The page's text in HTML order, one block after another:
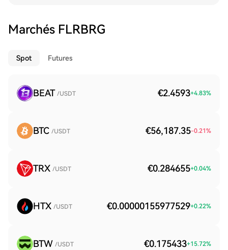
Marchés FLRBRG
Spot Futures
BEAT /USDT €2.4593+4.83%
BTC /USDT €56,187.35-0.21%
TRX /USDT €0.284655+0.04%
HTX /USDT €0.00000155977529+0.22%
BTW /USDT €0.175433+15.72%